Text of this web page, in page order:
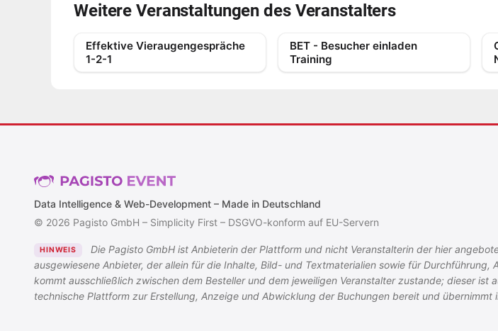
Weitere Veranstaltungen des Veranstalters
Effektive Vieraugengespräche
1-2-1
BET - Besucher einladen
Training
Data Intelligence & Web-Development – Made in Deutschland
© 2026 Pagisto GmbH – Simplicity First – DSGVO-konform auf EU-Servern
HINWEIS
Die Pagisto GmbH ist Anbieterin der Plattform und nicht Veranstalterin der hier
ausgewiesene Anbieter, der allein für die Inhalte, Bild- und Textmaterialien sowie für
kommt ausschließlich zwischen dem Besteller und dem jeweiligen Veranstalter zustande; dieser
technische Plattform zur Erstellung, Anzeige und Abwicklung der Buchungen bereit und